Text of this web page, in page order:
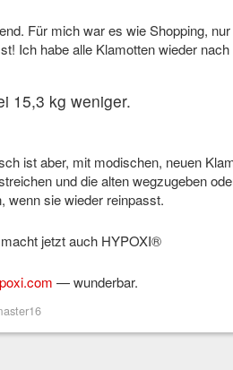
Für mich war es wie Shopping, nur
Ich habe alle Klamotten wieder
15,3 kg weniger.
ist aber, mit modischen, neuen
und die alten wegzugeben
wenn sie wieder reinpasst.
jetzt auch HYPOXI®
— wunderbar.